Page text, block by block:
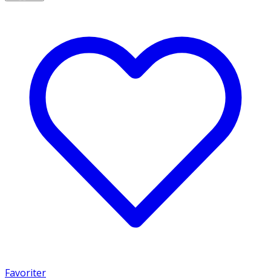
Favoriter